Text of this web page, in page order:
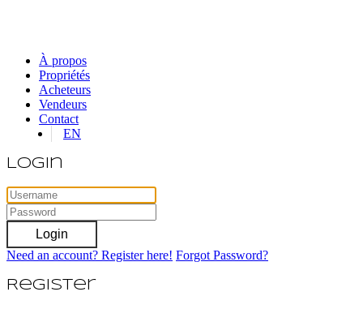
À propos
Propriétés
Acheteurs
Vendeurs
Contact
EN
Login
Login
Need an account? Register here! Forgot Password?
Register